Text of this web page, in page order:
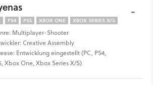
PS4 PS5 XBOX ONE XBOX SERIES X/S
Multiplayer-Shooter
Creative Assembly
Entwicklung eingestellt (PC, PS4,
Xbox One, Xbox Series X/S)
-